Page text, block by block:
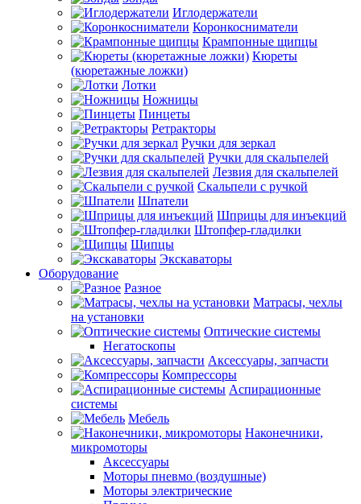
Иглодержатели
Коронкосниматели
Крампонные щипцы
Кюреты
(кюретажные ложки)
Лотки
Ножницы
Пинцеты
Ретракторы
Ручки для зеркал
Ручки для скальпелей
Лезвия для скальпелей
Скальпели с ручкой
Шпатели
Шприцы для инъекций
Штопфер-гладилки
Щипцы
Экскаваторы
Оборудование
Разное
Матрасы, чехлы
на установки
Оптические системы
Негатоскопы
Аксессуары, запчасти
Компрессоры
Аспирационные
системы
Мебель
Наконечники,
микромоторы
Аксессуары
Моторы пневмо (воздушные)
Моторы электрические